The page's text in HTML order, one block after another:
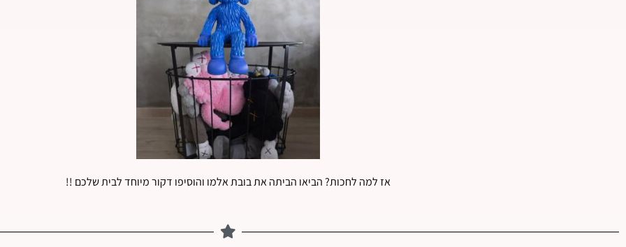
אז למה לחכות? הביאו הביתה את בובת אלמו והוסיפו דקור מיוחד לבית שלכם !!